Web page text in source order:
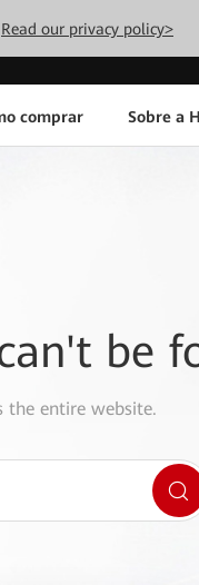
Read our privacy policy>
comprar Sobre a
be
the entire website.